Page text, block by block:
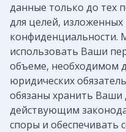
данные только до тех
для целей,
конфиденциальности.
использовать Ваши
объеме, необходимом
юридических
обязаны хранить Ваши
действующим
споры и обеспечивать